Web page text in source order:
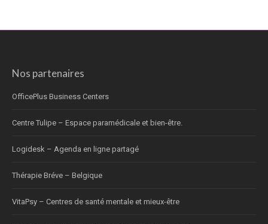
Nos partenaires
OfficePlus Business Centers
Centre Tulipe – Espace paramédicale et bien-être.
Logidesk – Agenda en ligne partagé
Thérapie Bréve – Belgique
VitaPsy – Centres de santé mentale et mieux-être